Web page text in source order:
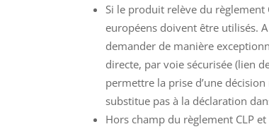
Si le produit relève du
européens doivent être utilisés.
demander de manière
directe, par voie sécurisée (lien
permettre la prise d’une
substitue pas à la déclaration
Hors champ du règlement CLP